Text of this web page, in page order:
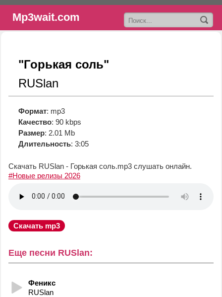
Mp3wait.com
"Горькая соль"
RUSlan
Формат: mp3
Качество: 90 kbps
Размер: 2.01 Mb
Длительность: 3:05
Скачать RUSlan - Горькая соль.mp3 слушать онлайн.
#Новые релизы 2026
Скачать mp3
Еще песни RUSlan:
Феникс
RUSlan